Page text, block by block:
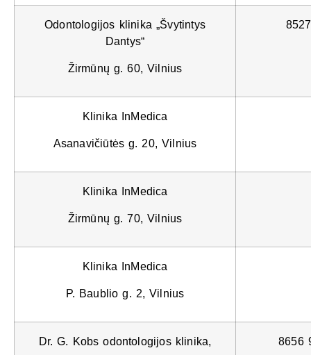
Odontologijos klinika „Švytintys
Dantys“
Žirmūnų g. 60, Vilnius
Klinika InMedica
Asanavičiūtės g. 20, Vilnius
Klinika InMedica
Žirmūnų g. 70, Vilnius
Klinika InMedica
P. Baublio g. 2, Vilnius
Dr. G. Kobs odontologijos klinika, 8656